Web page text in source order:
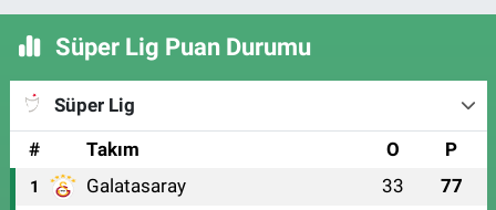
Süper Lig Puan Durumu
Süper Lig
#
Takım O P
1 Galatasaray 33 77